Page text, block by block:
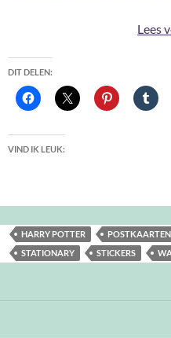
Lees
DIT DELEN:
VIND IK LEUK:
HARRY POTTER POSTKAARTEN
STATIONARY
STICKERS